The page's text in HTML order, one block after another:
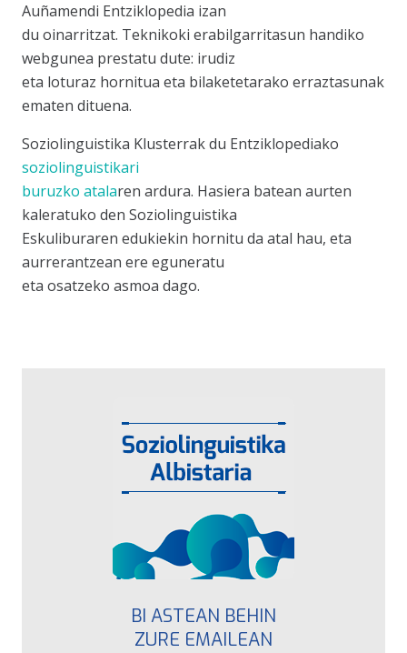
Auñamendi Entziklopedia izan
du oinarritzat. Teknikoki erabilgarritasun handiko
webgunea prestatu dute: irudiz
eta loturaz hornitua eta bilaketetarako erraztasunak
ematen dituena.
Soziolinguistika Klusterrak du Entziklopediako
soziolinguistikari
buruzko atalaren ardura. Hasiera batean aurten
kaleratuko den Soziolinguistika
Eskuliburaren edukiekin hornitu da atal hau, eta
aurrerantzean ere eguneratu
eta osatzeko asmoa dago.
BI ASTEAN BEHIN
ZURE EMAILEAN